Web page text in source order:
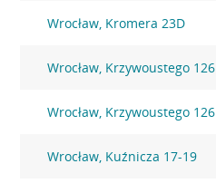
Wrocław, Kromera 23D
Wrocław, Krzywoustego 126
Wrocław, Krzywoustego 126
Wrocław, Kuźnicza 17-19